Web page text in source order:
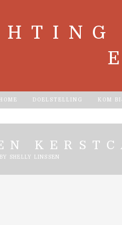
HOME DOELSTELLING KOM
BY SHELLY LINSSEN